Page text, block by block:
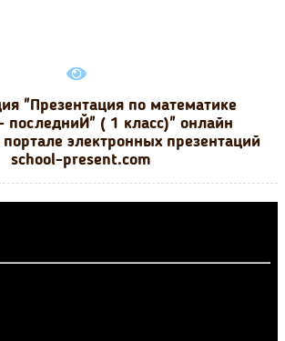
"Презентация по математике
последниЙ" ( 1 класс)" онлайн
электронных презентаций
school-present.com